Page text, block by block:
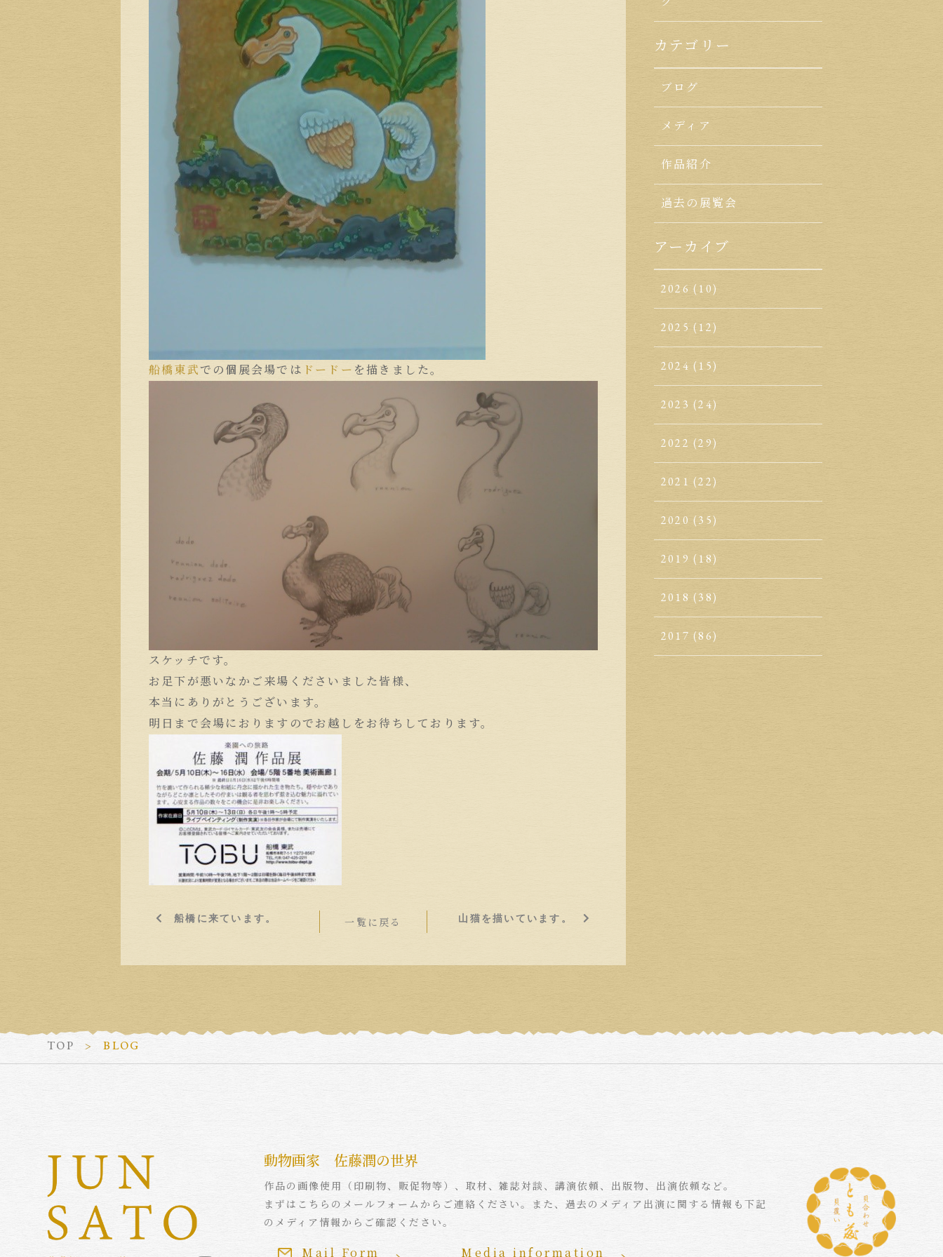
船橋東武での個展会場では ドードー を描きました。
スケッチです。
お足下が悪いなかご来場くださいました皆様、
本当にありがとうございます。
明日まで会場におりますのでお越しをお待ちしております。
船橋に来ています。 一覧に戻る 山猫を描いています。
カテゴリー
ブログ
メディア
作品紹介
過去の展覧会
アーカイブ
2026 (10)
2025 (12)
2024 (15)
2023 (24)
2022 (29)
2021 (22)
2020 (35)
2019 (18)
2018 (38)
2017 (86)
TOP BLOG
動物画家 佐藤潤の世界
作品の画像使用（印刷物、販促物等）、取材、雑誌対談、講演依頼、出版物、出演依頼など。
まずはこちらのメールフォームからご連絡ください。また、過去のメディア出演に関する情報も下記
のメディア情報からご確認ください。
Mail Form Media information